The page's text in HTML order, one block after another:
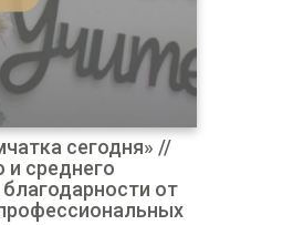
сегодня» //
и среднего
от